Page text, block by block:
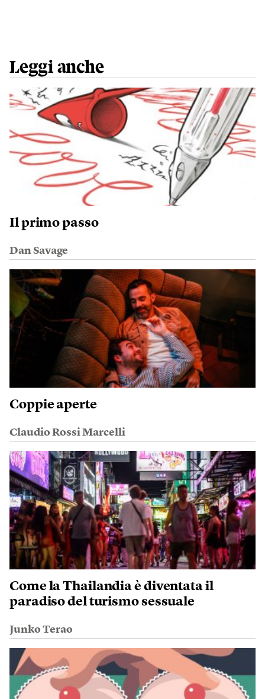
Leggi anche
Il primo passo
Dan Savage
Coppie aperte
Claudio Rossi Marcelli
Come la Thailandia è diventata il
paradiso del turismo sessuale
Junko Terao